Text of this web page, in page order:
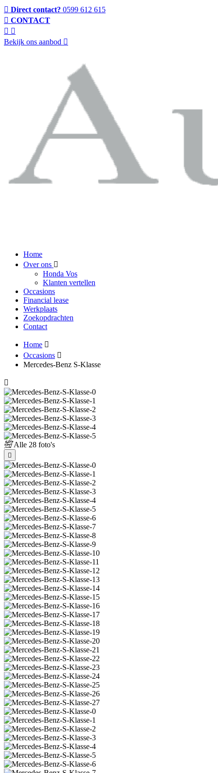
Direct contact? 0599 612 615
CONTACT
Bekijk ons aanbod
Home
Over ons
Honda Vos
Klanten vertellen
Occasions
Financial lease
Werkplaats
Zoekopdrachten
Contact
Home
Occasions
Mercedes-Benz S-Klasse
Alle 28 foto's